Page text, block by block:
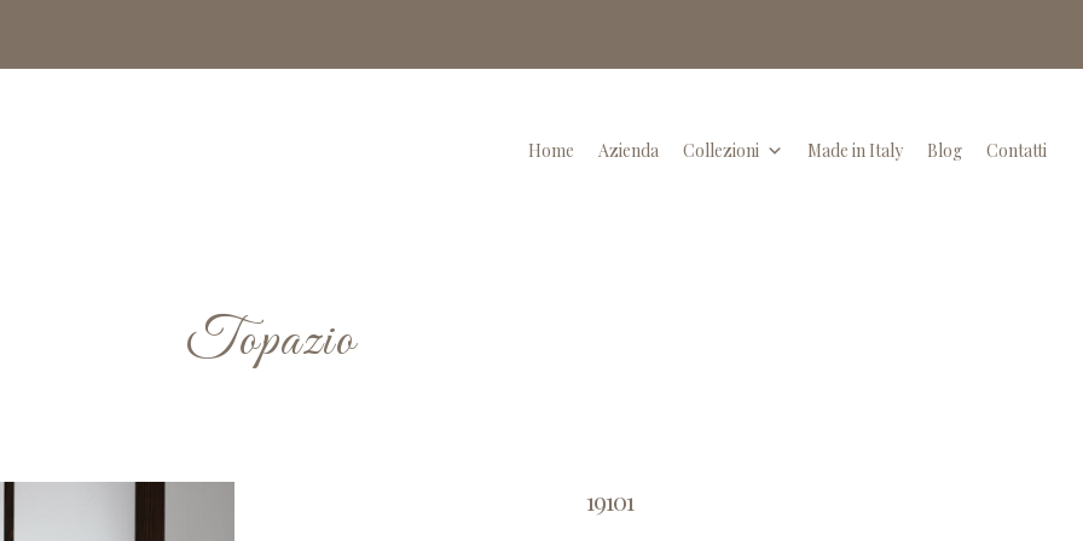
Home Azienda Collezioni Made in Italy Blog Contatti
Topazio
19101